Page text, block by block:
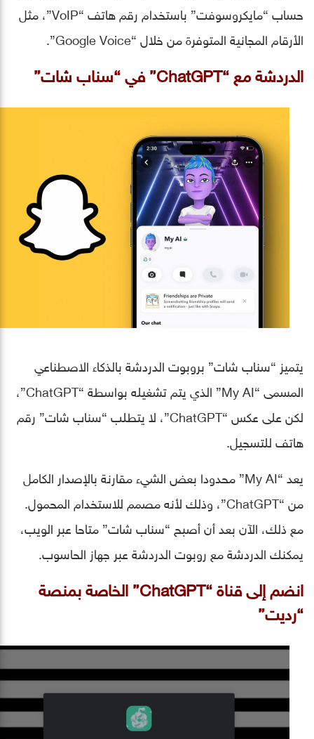
حساب “مايكروسوفت” باستخدام رقم هاتف “VoIP”، مثل
الأرقام المجانية المتوفرة من خلال “Google Voice”.
الدردشة مع “ChatGPT” في “سناب شات”
يتميز “سناب شات” بروبوت الدردشة بالذكاء الاصطناعي
المسمى “My AI” الذي يتم تشغيله بواسطة “ChatGPT”،
لكن على عكس “ChatGPT”، لا يتطلب “سناب شات” رقم
هاتف للتسجيل.
يعد “My AI” محدودا بعض الشيء مقارنة بالإصدار الكامل
من “ChatGPT”، وذلك لأنه مصمم للاستخدام المحمول.
مع ذلك، الآن بعد أن أصبح “سناب شات” متاحا عبر الويب،
يمكنك الدردشة مع روبوت الدردشة عبر جهاز الحاسوب.
انضم إلى قناة “ChatGPT” الخاصة بمنصة
“رديت”